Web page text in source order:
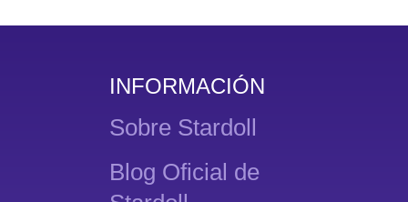
INFORMACIÓN
Sobre Stardoll
Blog Oficial de